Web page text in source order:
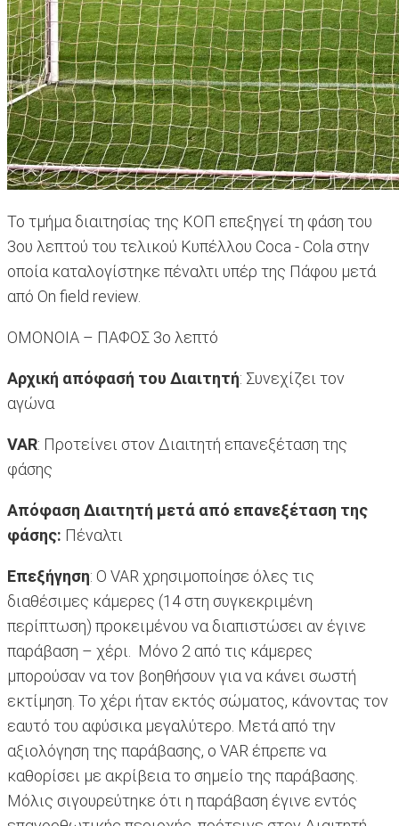
Το τμήμα διαιτησίας της ΚΟΠ επεξηγεί τη φάση του
3ου λεπτού του τελικού Κυπέλλου Coca - Cola στην
οποία καταλογίστηκε πέναλτι υπέρ της Πάφου μετά
από On field review.
ΟΜΟΝΟΙΑ – ΠΑΦΟΣ 3ο λεπτό
Αρχική απόφασή του Διαιτητή: Συνεχίζει τον
αγώνα
VAR: Προτείνει στον Διαιτητή επανεξέταση της
φάσης
Απόφαση Διαιτητή μετά από επανεξέταση της
φάσης: Πέναλτι
Επεξήγηση: Ο VAR χρησιμοποίησε όλες τις
διαθέσιμες κάμερες (14 στη συγκεκριμένη
περίπτωση) προκειμένου να διαπιστώσει αν έγινε
παράβαση – χέρι. Μόνο 2 από τις κάμερες
μπορούσαν να τον βοηθήσουν για να κάνει σωστή
εκτίμηση. Το χέρι ήταν εκτός σώματος, κάνοντας τον
εαυτό του αφύσικα μεγαλύτερο. Μετά από την
αξιολόγηση της παράβασης, ο VAR έπρεπε να
καθορίσει με ακρίβεια το σημείο της παράβασης.
Μόλις σιγουρεύτηκε ότι η παράβαση έγινε εντός